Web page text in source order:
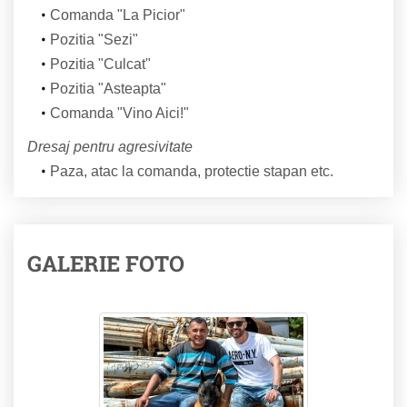
Comanda "La Picior"
Pozitia "Sezi"
Pozitia "Culcat"
Pozitia "Asteapta"
Comanda "Vino Aici!"
Dresaj pentru agresivitate
Paza, atac la comanda, protectie stapan etc.
GALERIE FOTO